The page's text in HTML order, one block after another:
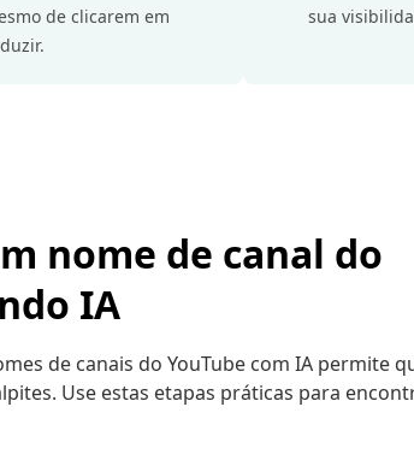
de clicarem em
sua
nome de canal do
IA
de canais do YouTube com IA permite
Use estas etapas práticas para